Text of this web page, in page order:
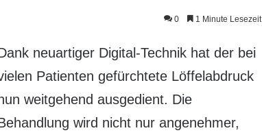
0 1 Minute Lesezeit
neuartiger Digital-Technik hat der bei
Patienten gefürchtete Löffelabdruck
weitgehend ausgedient. Die
wird nicht nur angenehmer,